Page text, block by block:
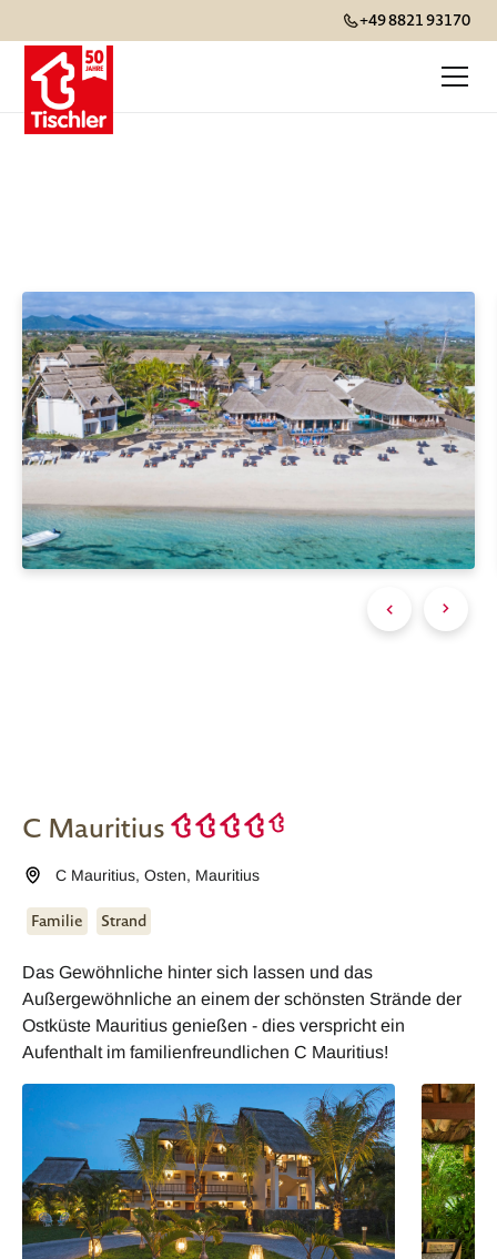
+49 8821 93170
C Mauritius
C Mauritius,Osten, Mauritius
Familie Strand
Das Gewöhnliche hinter sich lassen und das
Außergewöhnliche an einem der schönsten Strände der
Ostküste Mauritius genießen - dies verspricht ein
Aufenthalt im familienfreundlichen C Mauritius!